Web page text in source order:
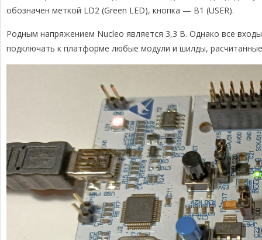
обозначен меткой LD2 (Green LED), кнопка — B1 (USER).
Родным напряжением Nucleo является 3,3 В. Однако все
подключать к платформе любые модули и шилды,